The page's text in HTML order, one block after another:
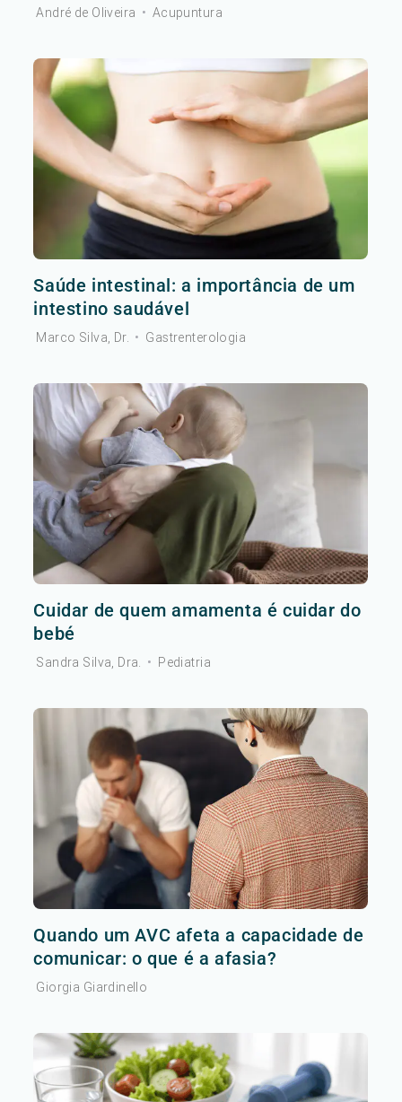
André de Oliveira • Acupuntura
Saúde intestinal: a importância de um
intestino saudável
Marco Silva, Dr. • Gastrenterologia
Cuidar de quem amamenta é cuidar do
bebé
Sandra Silva, Dra. • Pediatria
Quando um AVC afeta a capacidade de
comunicar: o que é a afasia?
Giorgia Giardinello